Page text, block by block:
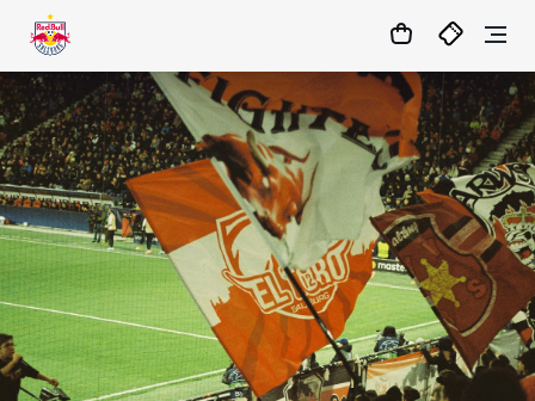
1:04: MATCHCENTER